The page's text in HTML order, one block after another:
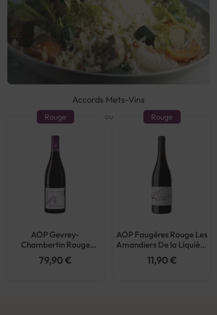
Accords Mets-Vins
ou
Rouge
AOP Gevrey-
Chambertin Rouge
Jouises Bio 2020
79,90 €
Rouge
AOP Faugères Rouge Les
Amandiers De la Liquière
2022
11,90 €